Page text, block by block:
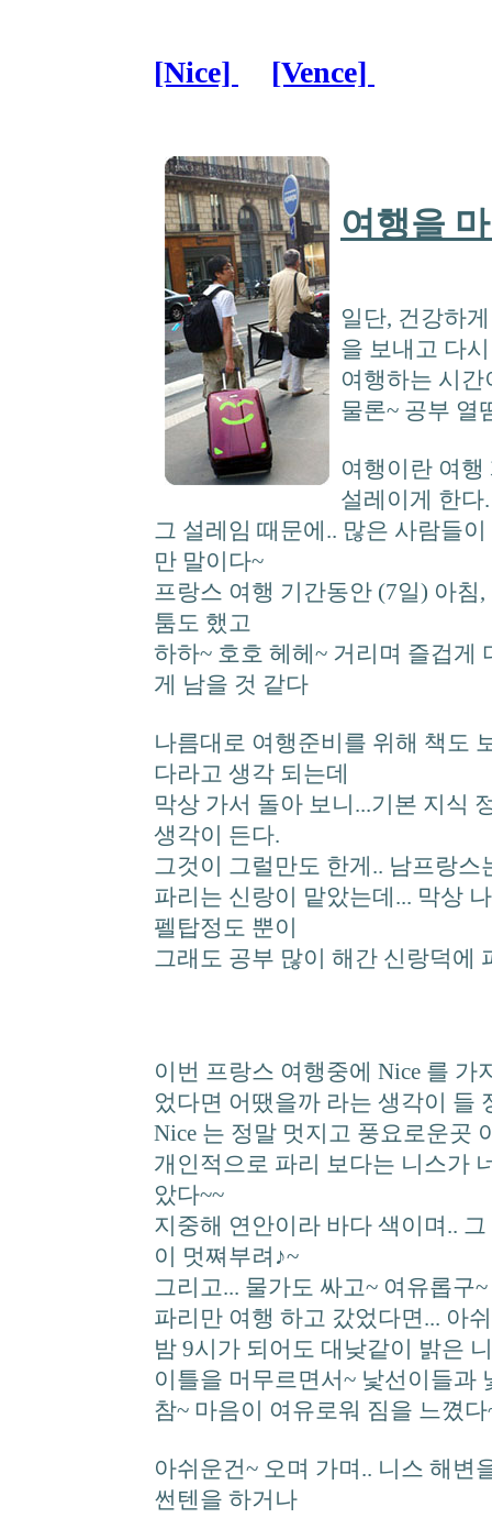
[Nice] [Vence]
여행을
일단, 건강하
을 보내고 다
여행하는 시
물론~ 공부 열
여행이란 여
설레이게 한다.
그 설레임 때문에.. 많은 사람들
만 말이다~
프랑스 여행 기간동안 (7일) 아침
툼도 했고
하하~ 호호 헤헤~ 거리며 즐겁게
게 남을 것 같다
나름대로 여행준비를 위해 책도
다라고 생각 되는데
막상 가서 돌아 보니...기본 지식
생각이 든다.
그것이 그럴만도 한게.. 남프랑
파리는 신랑이 맡았는데... 막상
펠탑정도 뿐이
그래도 공부 많이 해간 신랑덕에
이번 프랑스 여행중에 Nice 를 가
었다면 어땠을까 라는 생각이 들
Nice 는 정말 멋지고 풍요로운곳
개인적으로 파리 보다는 니스가
았다~~
지중해 연안이라 바다 색이며..
이 멋쪄부려♪~
그리고... 물가도 싸고~ 여유롭구~
파리만 여행 하고 갔었다면... 아
밤 9시가 되어도 대낮같이 밝은
이틀을 머무르면서~ 낯선이들과
참~ 마음이 여유로워 짐을 느꼈다
아쉬운건~ 오며 가며.. 니스 해변
썬텐을 하거나